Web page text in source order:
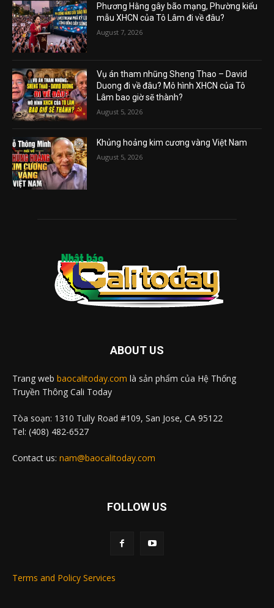
Phương Hằng gây bão mạng, Phường kiểu
mẫu XHCN của Tô Lâm đi về đâu?
August 7, 2026
Vụ án tham nhũng Sheng Thao – David
Duong đi về đâu? Mô hình XHCN của Tô
Lâm bao giờ sẽ thành?
August 5, 2026
Khủng hoảng kim cương vàng Việt Nam
August 5, 2026
ABOUT US
Trang web baocalitoday.com là sản phẩm của Hệ Thống
Truyền Thông Cali Today
Tòa soạn: 1310 Tully Road #109, San Jose, CA 95122
Tel: (408) 482-6527
Contact us: nam@baocalitoday.com
FOLLOW US
Terms and Policy Services